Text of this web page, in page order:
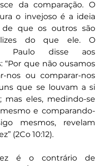
da comparação. O
o invejoso é a ideia
de que os outros são
do que ele. O
Paulo disse aos
“Por que não ousamos
nos ou comparar-nos
que se louvam a si
mas eles, medindo-se
e comparando-
mesmos, revelam
(2Co 10:12).
é o contrário de